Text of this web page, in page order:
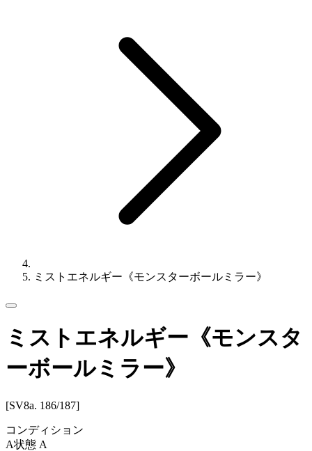
ミストエネルギー《モンスターボールミラー》
ミストエネルギー《モンスタ
ーボールミラー》
[SV8a. 186/187]
コンディション
A状態 A